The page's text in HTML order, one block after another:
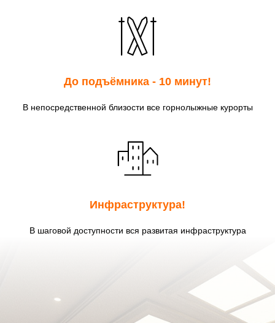
До подъёмника - 10 минут!
В непосредственной близости все горнолыжные курорты
Инфраструктура!
В шаговой доступности вся развитая инфраструктура